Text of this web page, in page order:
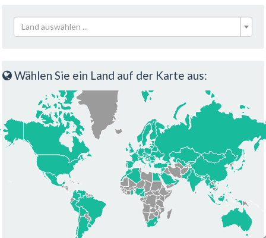
Land auswählen ...
Wählen Sie ein Land auf der Karte aus: